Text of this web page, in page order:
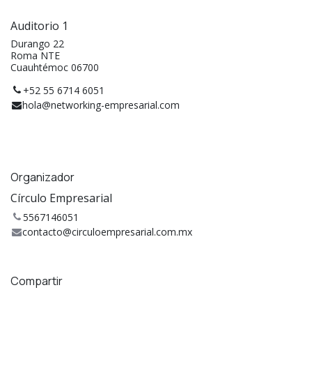
Auditorio 1
Durango 22
Roma NTE
Cuauhtémoc 06700
+52 55 6714 6051
hola@networking-empresarial.com
Organizador
Círculo Empresarial
5567146051
contacto@circuloempresarial.com.mx
Compartir